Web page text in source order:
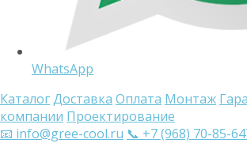
WhatsApp
КаталогДоставка Оплата Монтаж
компании Проектирование
📧 info@gree-cool.ru 📞 +7 (968) 70-85-